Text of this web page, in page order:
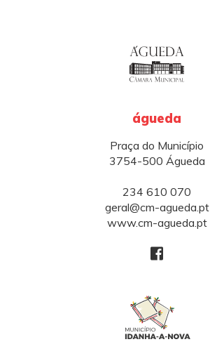
águeda
Praça do Município
3754-500 Águeda
234 610 070
geral@cm-agueda.pt
www.cm-agueda.pt